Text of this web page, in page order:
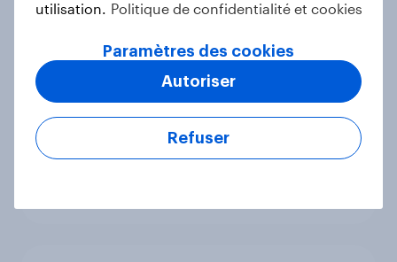
Soldes d’été : bonnes affaires,
bonne conscience ?
Article
Les Français et les fibres
utilisation. Politique de confidentialité et cookies
Paramètres des cookies
Refuser
Autoriser